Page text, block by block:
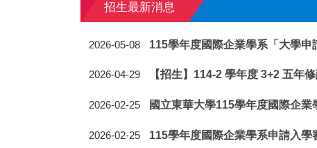
招生最新消息
2026-05-08 115學年度國際企業學系「大學
2026-04-29 【招生】114-2 學年度 3+2 五年
2026-02-25 國立東華大學115學年度國際企業
2026-02-25 115學年度國際企業學系申請入